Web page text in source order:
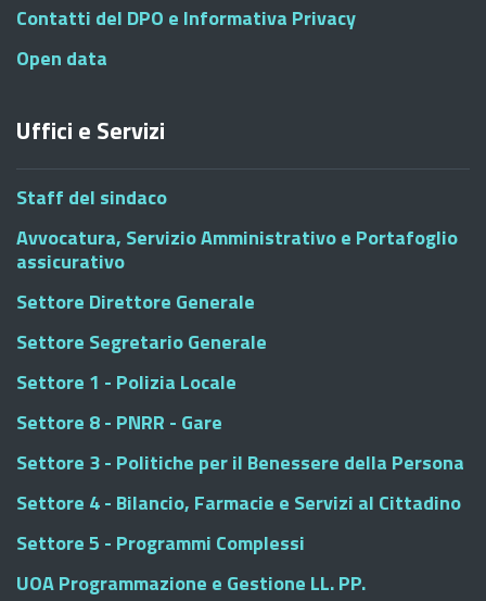
Contatti del DPO e Informativa Privacy
Open data
Uffici e Servizi
Staff del sindaco
Avvocatura, Servizio Amministrativo e Portafoglio
assicurativo
Settore Direttore Generale
Settore Segretario Generale
Settore 1 - Polizia Locale
Settore 8 - PNRR - Gare
Settore 3 - Politiche per il Benessere della Persona
Settore 4 - Bilancio, Farmacie e Servizi al Cittadino
Settore 5 - Programmi Complessi
UOA Programmazione e Gestione LL. PP.